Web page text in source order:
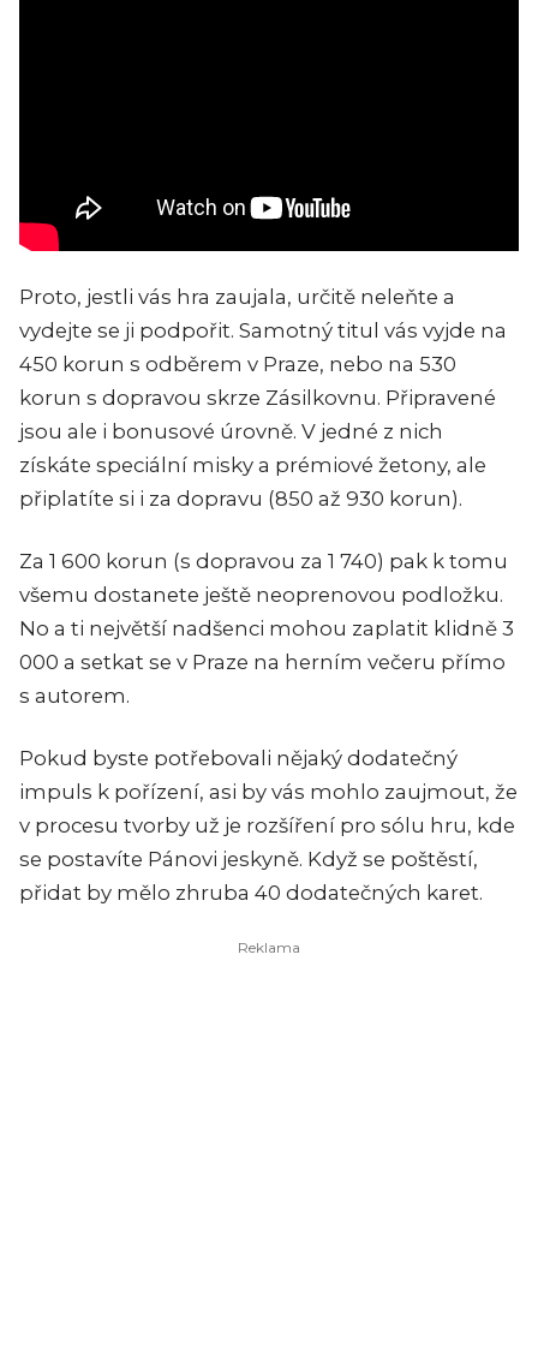
Proto, jestli vás hra zaujala, určitě neleňte a
vydejte se ji podpořit. Samotný titul vás vyjde na
450 korun s odběrem v Praze, nebo na 530
korun s dopravou skrze Zásilkovnu. Připravené
jsou ale i bonusové úrovně. V jedné z nich
získáte speciální misky a prémiové žetony, ale
připlatíte si i za dopravu (850 až 930 korun).
Za 1 600 korun (s dopravou za 1 740) pak k tomu
všemu dostanete ještě neoprenovou podložku.
No a ti největší nadšenci mohou zaplatit klidně 3
000 a setkat se v Praze na herním večeru přímo
s autorem.
Pokud byste potřebovali nějaký dodatečný
impuls k pořízení, asi by vás mohlo zaujmout, že
v procesu tvorby už je rozšíření pro sólu hru, kde
se postavíte Pánovi jeskyně. Když se poštěstí,
přidat by mělo zhruba 40 dodatečných karet.